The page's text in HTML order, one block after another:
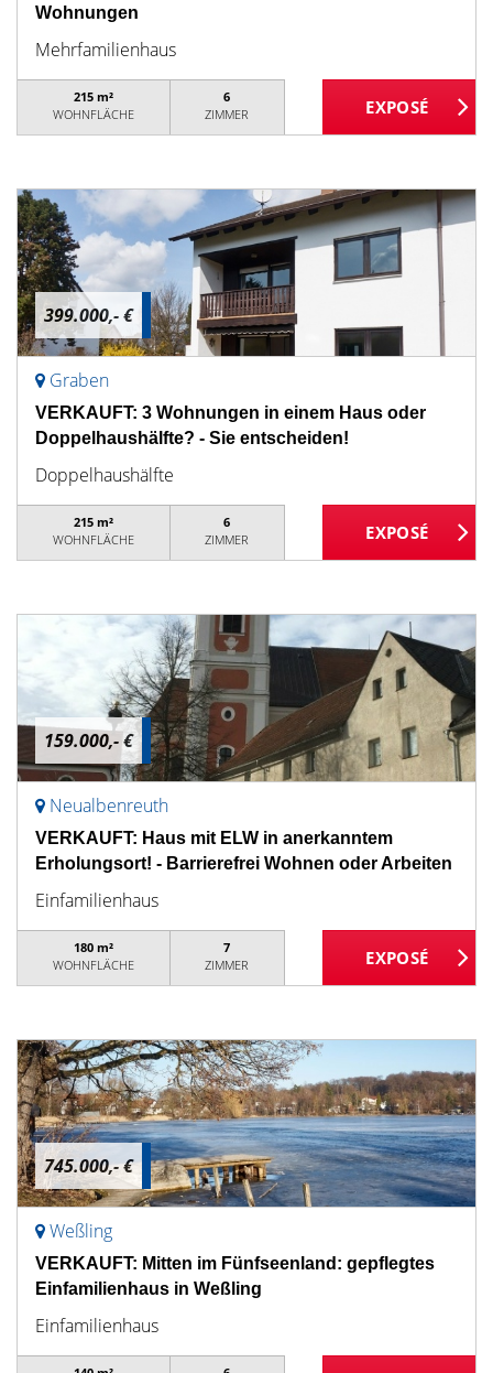
Wohnungen
Mehrfamilienhaus
215 m²
WOHNFLÄCHE
6
ZIMMER
399.000,- €
Graben
VERKAUFT: 3 Wohnungen in einem Haus oder
Doppelhaushälfte? - Sie entscheiden!
Doppelhaushälfte
215 m²
WOHNFLÄCHE
6
ZIMMER
159.000,- €
Neualbenreuth
VERKAUFT: Haus mit ELW in anerkanntem
Erholungsort! - Barrierefrei Wohnen oder Arbeiten
Einfamilienhaus
180 m²
WOHNFLÄCHE
7
ZIMMER
745.000,- €
Weßling
VERKAUFT: Mitten im Fünfseenland: gepflegtes
Einfamilienhaus in Weßling
Einfamilienhaus